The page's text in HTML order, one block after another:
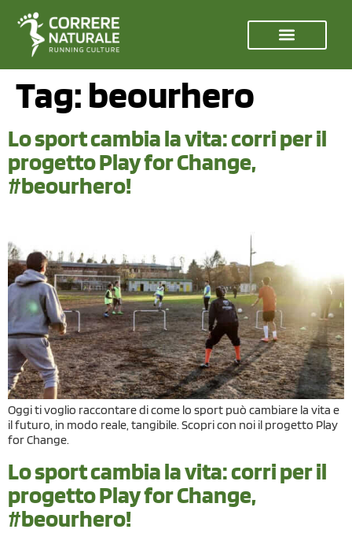
Tag:beourhero
Lo sport cambia la vita: corri per il
progetto Play for Change,
#beourhero!
Oggi ti voglio raccontare di come lo sport può cambiare la vita e
il futuro, in modo reale, tangibile. Scopri con noi il progetto Play
for Change.
Lo sport cambia la vita: corri per il
progetto Play for Change,
#beourhero!